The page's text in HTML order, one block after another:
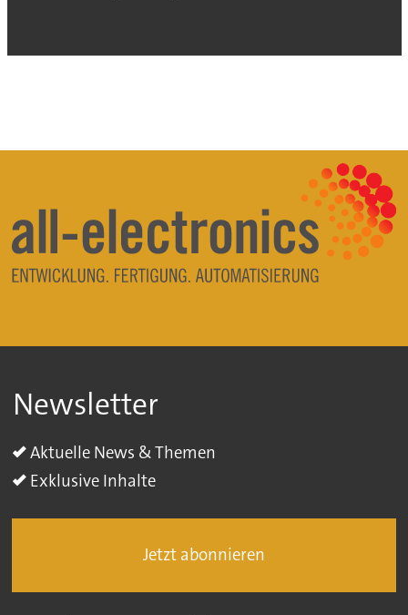
Newsletter
Aktuelle News & Themen
Exklusive Inhalte
Jetzt abonnieren